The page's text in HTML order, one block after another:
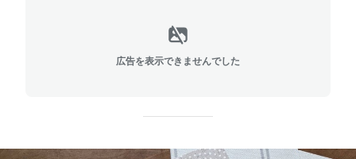
広告を表示できませんでした